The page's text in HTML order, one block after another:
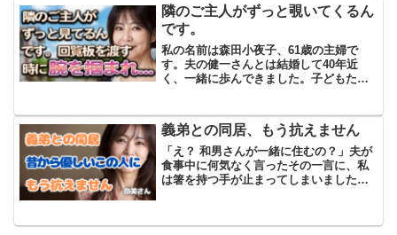
ラソンを走ることができ...
隣のご主人がずっと覗いてくるん
です。
私の名前は森田小夜子、61歳の主婦で
す。夫の健一さんとは結婚して40年近
く、一緒に歩んできました。子どもたち
で、昔から近所付き合いが盛んで、人と
のつながりが温かい場所で...
義弟との同居、もう抗えません
「え？ 和男さんが一緒に住むの？」夫が
食事中に何気なく言ったその一言に、私
は箸を持つ手が止まってしまいました。